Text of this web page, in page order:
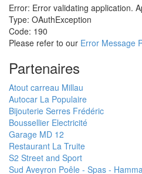
Error: Error validating application.
Type: OAuthException
Code: 190
Please refer to our Error Message
Partenaires
Atout carreau Millau
Autocar La Populaire
Bijouterie Serres Frédéric
Boussellier Electricité
Garage MD 12
Restaurant La Truite
S2 Street and Sport
Sud Aveyron Poêle - Spas -